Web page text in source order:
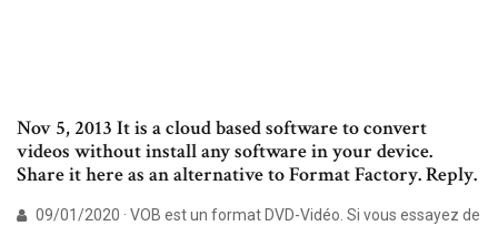
Nov 5, 2013 It is a cloud based software to convert
videos without install any software in your device.
Share it here as an alternative to Format Factory. Reply.
09/01/2020 · VOB est un format DVD-Vidéo. Si vous essayez de